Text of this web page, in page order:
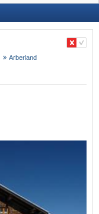
Arberland